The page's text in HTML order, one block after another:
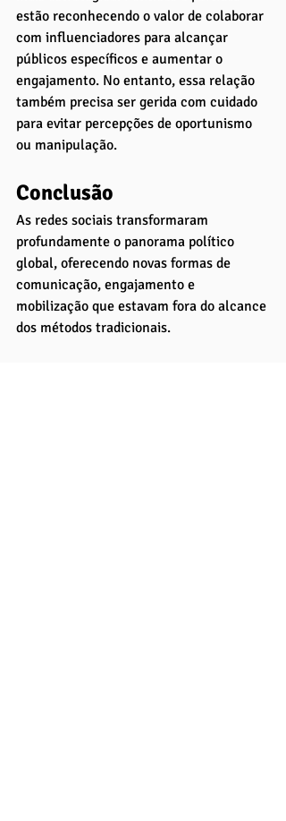
estão reconhecendo o valor de colaborar
com influenciadores para alcançar
públicos específicos e aumentar o
engajamento. No entanto, essa relação
também precisa ser gerida com cuidado
para evitar percepções de oportunismo
ou manipulação.
Conclusão
As redes sociais transformaram
profundamente o panorama político
global, oferecendo novas formas de
comunicação, engajamento e
mobilização que estavam fora do alcance
dos métodos tradicionais.